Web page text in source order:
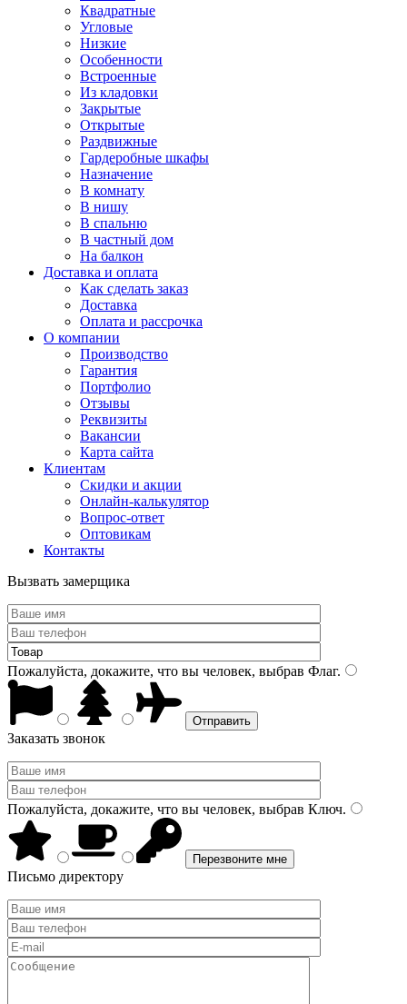
Квадратные
Угловые
Низкие
Особенности
Встроенные
Из кладовки
Закрытые
Открытые
Раздвижные
Гардеробные шкафы
Назначение
В комнату
В нишу
В спальню
В частный дом
На балкон
Доставка и оплата
Как сделать заказ
Доставка
Оплата и рассрочка
О компании
Производство
Гарантия
Портфолио
Отзывы
Реквизиты
Вакансии
Карта сайта
Клиентам
Скидки и акции
Онлайн-калькулятор
Вопрос-ответ
Оптовикам
Контакты
Вызвать замерщика
Пожалуйста, докажите, что вы человек, выбрав Флаг.
Заказать звонок
Пожалуйста, докажите, что вы человек, выбрав Ключ.
Письмо директору